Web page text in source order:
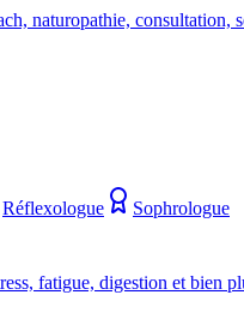
naturopathie, consultation,
Réflexologue
Sophrologue
fatigue, digestion et bien